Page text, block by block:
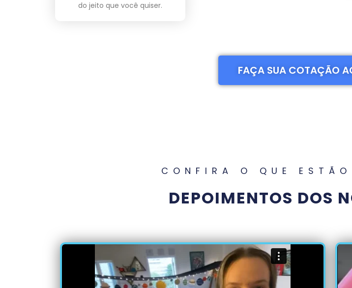
do jeito que você quiser.
FAÇA SUA COTAÇÃO
CONFIRA O QUE
DEPOIMENTOS DOS